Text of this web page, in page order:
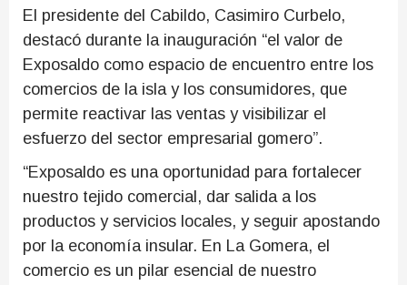
El presidente del Cabildo, Casimiro Curbelo,
destacó durante la inauguración “el valor de
Exposaldo como espacio de encuentro entre los
comercios de la isla y los consumidores, que
permite reactivar las ventas y visibilizar el
esfuerzo del sector empresarial gomero”.
“Exposaldo es una oportunidad para fortalecer
nuestro tejido comercial, dar salida a los
productos y servicios locales, y seguir apostando
por la economía insular. En La Gomera, el
comercio es un pilar esencial de nuestro